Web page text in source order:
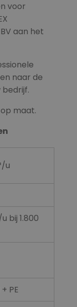
voor
aan het
naar de
maat.
u
bij 1.800
PE